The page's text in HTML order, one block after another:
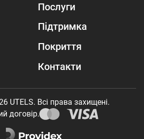
Послуги
Підтримка
Покриття
Контакти
UTELS. Всі права захищені.
договір.